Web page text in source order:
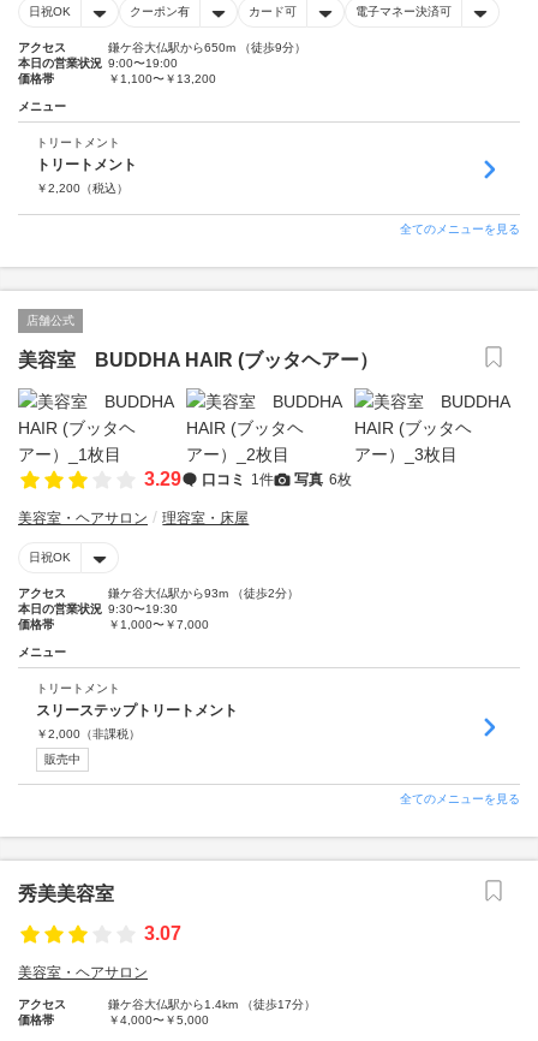
日祝OK クーポン有 カード可 電子マネー決済可
アクセス
鎌ケ谷大仏駅から650m （徒歩9分）
本日の営業状況 9:00〜19:00
価格帯
￥1,100〜￥13,200
メニュー
トリートメント
トリートメント
￥2,200 （税込）
全てのメニューを見る
店舗公式
美容室 BUDDHA HAIR (ブッタヘアー）
3.29 口コミ 1件 写真 6枚
美容室・ヘアサロン 理容室・床屋
日祝OK
アクセス
鎌ケ谷大仏駅から93m （徒歩2分）
本日の営業状況 9:30〜19:30
価格帯
￥1,000〜￥7,000
メニュー
トリートメント
スリーステップトリートメント
￥2,000 （非課税）
販売中
全てのメニューを見る
秀美美容室
3.07
美容室・ヘアサロン
アクセス
鎌ケ谷大仏駅から1.4km （徒歩17分）
価格帯
￥4,000〜￥5,000